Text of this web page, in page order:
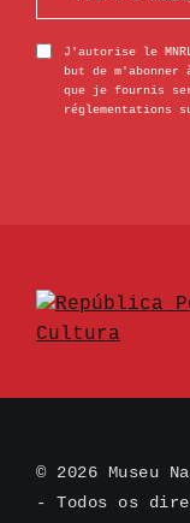
J'autorise le
but de
que je fournis
réglementations
© 2026 Museu
- Todos os